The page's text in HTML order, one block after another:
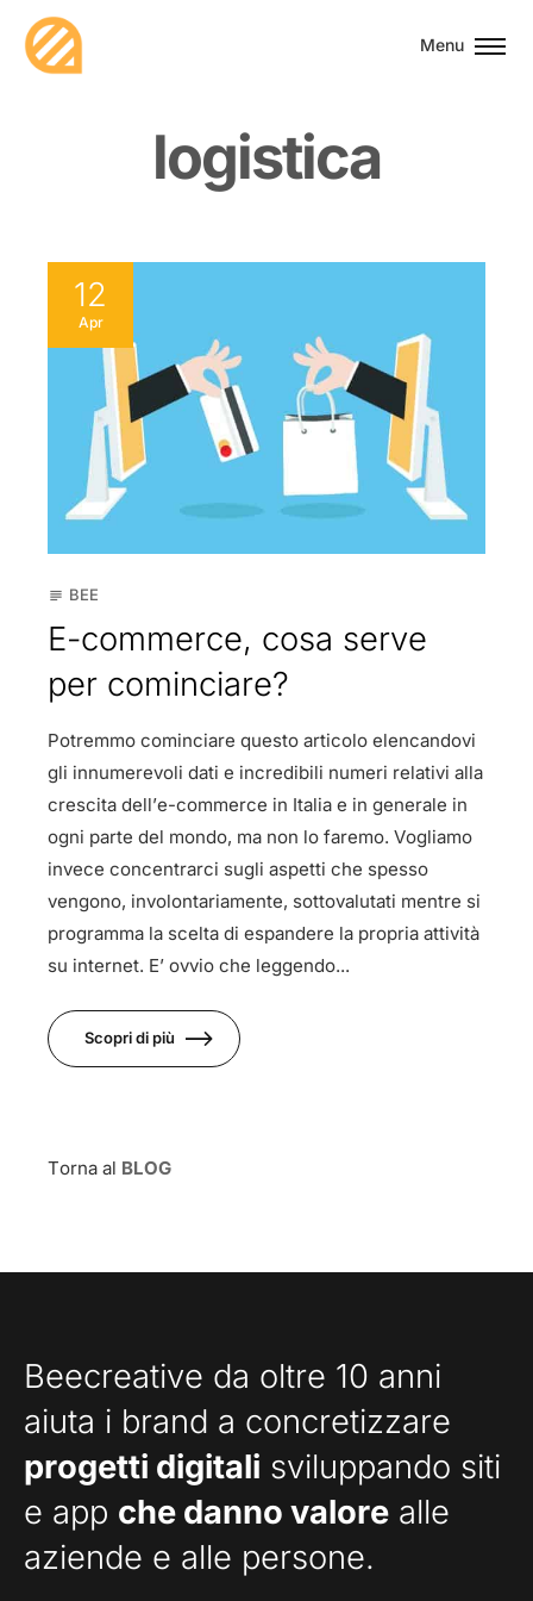
Menu
logistica
12
Apr
subject BEE
E-commerce, cosa serve
per cominciare?
Potremmo cominciare questo articolo elencandovi
gli innumerevoli dati e incredibili numeri relativi alla
crescita dell’e-commerce in Italia e in generale in
ogni parte del mondo, ma non lo faremo. Vogliamo
invece concentrarci sugli aspetti che spesso
vengono, involontariamente, sottovalutati mentre si
programma la scelta di espandere la propria attività
su internet. E’ ovvio che leggendo...
Scopri di più
Torna al BLOG
Beecreative da oltre 10 anni
aiuta i brand a concretizzare
progetti digitali sviluppando siti
e app che danno valore alle
aziende e alle persone.